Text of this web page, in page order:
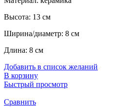
Высота: 13 см
Ширина/диаметр: 8 см
Длина: 8 см
Добавить в список желаний
В корзину
Быстрый просмотр
Сравнить